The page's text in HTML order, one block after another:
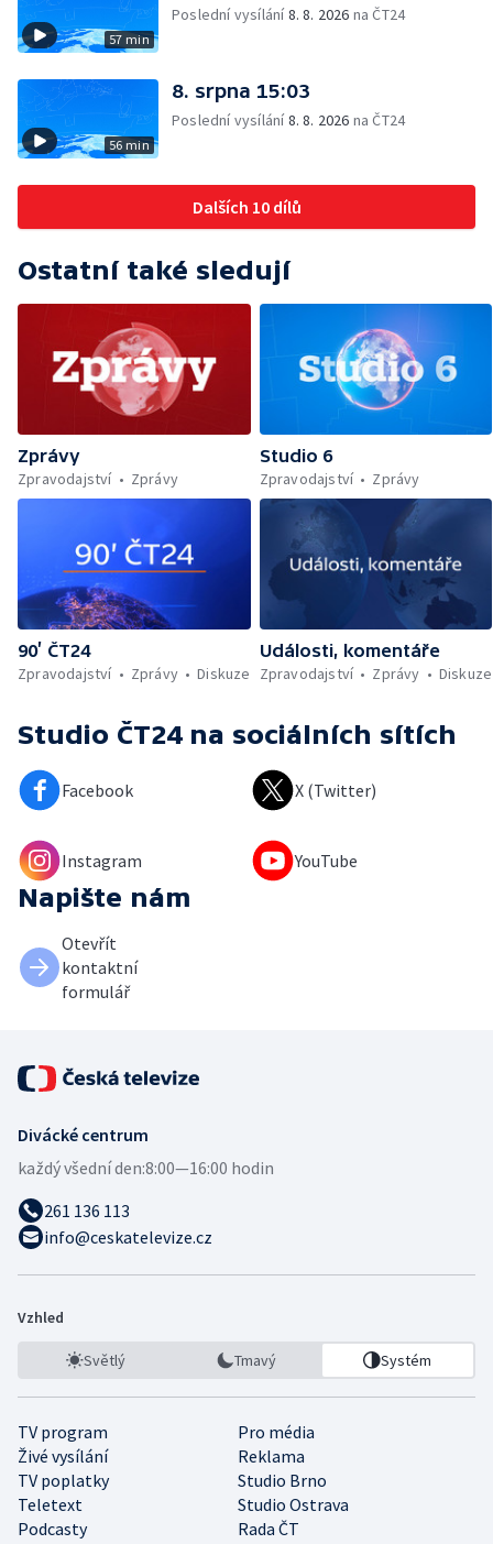
57 min
Poslední vysílání8. 8. 2026 na ČT24
56 min
8. srpna 15:03
Poslední vysílání8. 8. 2026 na ČT24
Dalších 10 dílů
Ostatní také sledují
Zprávy
Zpravodajství
Zprávy
Studio 6
Zpravodajství
Zprávy
90’ ČT24
Zpravodajství
Zprávy Diskuze
Události, komentáře
Zpravodajství
Zprávy Diskuze
Studio ČT24 na sociálních sítích
Facebook X (Twitter)
Instagram YouTube
Napište nám
Otevřít
kontaktní
formulář
Divácké centrum
každý všední den:8:00—16:00 hodin
261 136 113
info@ceskatelevize.cz
Vzhled
Světlý Tmavý Systém
TV program
Pro média
Živé vysílání
Reklama
TV poplatky
Studio Brno
Teletext
Studio Ostrava
Podcasty
Rada ČT